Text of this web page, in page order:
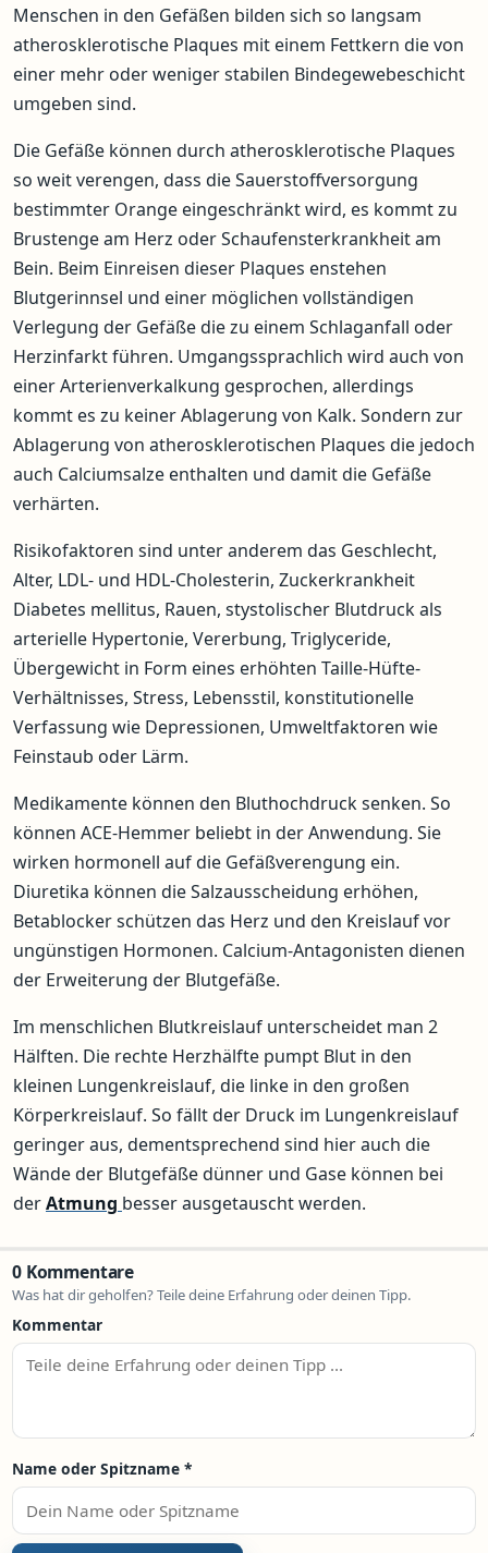
Menschen in den Gefäßen bilden sich so langsam
atherosklerotische Plaques mit einem Fettkern die von
einer mehr oder weniger stabilen Bindegewebeschicht
umgeben sind.
Die Gefäße können durch atherosklerotische Plaques
so weit verengen, dass die Sauerstoffversorgung
bestimmter Orange eingeschränkt wird, es kommt zu
Brustenge am Herz oder Schaufensterkrankheit am
Bein. Beim Einreisen dieser Plaques enstehen
Blutgerinnsel und einer möglichen vollständigen
Verlegung der Gefäße die zu einem Schlaganfall oder
Herzinfarkt führen. Umgangssprachlich wird auch von
einer Arterienverkalkung gesprochen, allerdings
kommt es zu keiner Ablagerung von Kalk. Sondern zur
Ablagerung von atherosklerotischen Plaques die jedoch
auch Calciumsalze enthalten und damit die Gefäße
verhärten.
Risikofaktoren sind unter anderem das Geschlecht,
Alter, LDL- und HDL-Cholesterin, Zuckerkrankheit
Diabetes mellitus, Rauen, stystolischer Blutdruck als
arterielle Hypertonie, Vererbung, Triglyceride,
Übergewicht in Form eines erhöhten Taille-Hüfte-
Verhältnisses, Stress, Lebensstil, konstitutionelle
Verfassung wie Depressionen, Umweltfaktoren wie
Feinstaub oder Lärm.
Medikamente können den Bluthochdruck senken. So
können ACE-Hemmer beliebt in der Anwendung. Sie
wirken hormonell auf die Gefäßverengung ein.
Diuretika können die Salzausscheidung erhöhen,
Betablocker schützen das Herz und den Kreislauf vor
ungünstigen Hormonen. Calcium-Antagonisten dienen
der Erweiterung der Blutgefäße.
Im menschlichen Blutkreislauf unterscheidet man 2
Hälften. Die rechte Herzhälfte pumpt Blut in den
kleinen Lungenkreislauf, die linke in den großen
Körperkreislauf. So fällt der Druck im Lungenkreislauf
geringer aus, dementsprechend sind hier auch die
Wände der Blutgefäße dünner und Gase können bei
derAtmung besser ausgetauscht werden.
0 Kommentare
Was hat dir geholfen? Teile deine Erfahrung oder deinen Tipp.
Kommentar
Name oder Spitzname *